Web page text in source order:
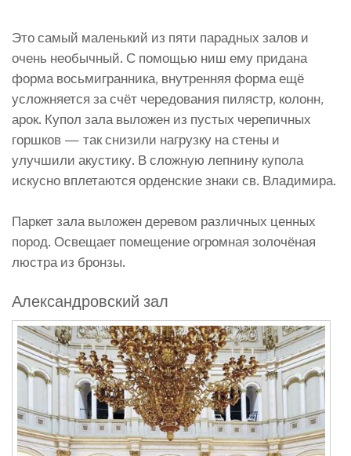
Это самый маленький из пяти парадных залов и
очень необычный. С помощью ниш ему придана
форма восьмигранника, внутренняя форма ещё
усложняется за счёт чередования пилястр, колонн,
арок. Купол зала выложен из пустых черепичных
горшков — так снизили нагрузку на стены и
улучшили акустику. В сложную лепнину купола
искусно вплетаются орденские знаки св. Владимира.
Паркет зала выложен деревом различных ценных
пород. Освещает помещение огромная золочёная
люстра из бронзы.
Александровский зал